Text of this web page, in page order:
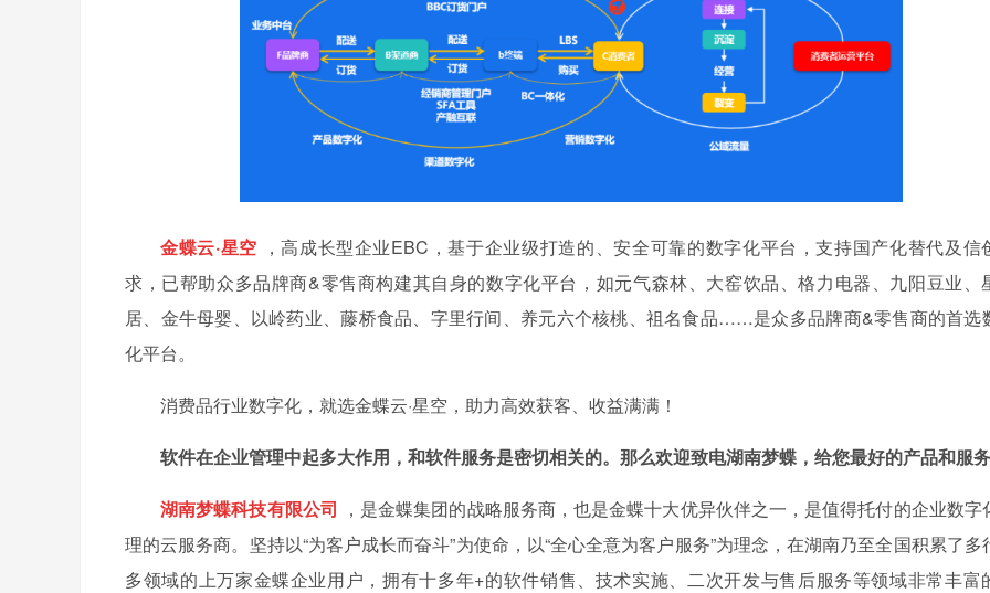
金蝶云·星空 ，高成长型企业EBC，基于企业级打造的、安全可靠的数字化平台，支持国产化替代及信
求，已帮助众多品牌商&零售商构建其自身的数字化平台，如元气森林、大窑饮品、格力电器、九阳豆业、
居、金牛母婴、以岭药业、藤桥食品、字里行间、养元六个核桃、祖名食品……是众多品牌商&零售商的首选
化平台。
消费品行业数字化，就选金蝶云·星空，助力高效获客、收益满满！
软件在企业管理中起多大作用，和软件服务是密切相关的。那么欢迎致电湖南梦蝶，给您最好的产品和服务
湖南梦蝶科技有限公司 ，是金蝶集团的战略服务商，也是金蝶十大优异伙伴之一，是值得托付的企业数字
理的云服务商。坚持以“为客户成长而奋斗”为使命，以“全心全意为客户服务”为理念，在湖南乃至全国积累了多
多领域的上万家金蝶企业用户，拥有十多年+的软件销售、技术实施、二次开发与售后服务等领域非常丰富